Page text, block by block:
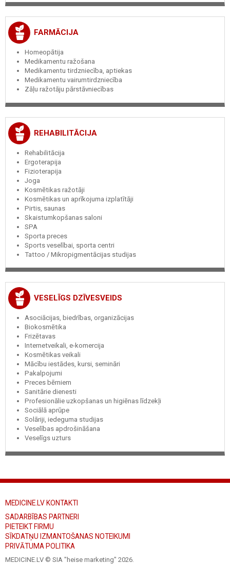
FARMĀCIJA
Homeopātija
Medikamentu ražošana
Medikamentu tirdzniecība, aptiekas
Medikamentu vairumtirdzniecība
Zāļu ražotāju pārstāvniecības
REHABILITĀCIJA
Rehabilitācija
Ergoterapija
Fizioterapija
Joga
Kosmētikas ražotāji
Kosmētikas un aprīkojuma izplatītāji
Pirtis, saunas
Skaistumkopšanas saloni
SPA
Sporta preces
Sports veselībai, sporta centri
Tattoo / Mikropigmentācijas studijas
VESELĪGS DZĪVESVEIDS
Asociācijas, biedrības, organizācijas
Biokosmētika
Frizētavas
Internetveikali, e-komercija
Kosmētikas veikali
Mācību iestādes, kursi, semināri
Pakalpojumi
Preces bērniem
Sanitārie dienesti
Profesionālie uzkopšanas un higiēnas līdzekļi
Sociālā aprūpe
Solāriji, iedeguma studijas
Veselības apdrošināšana
Veselīgs uzturs
MEDICINE.LV KONTAKTI
SADARBĪBAS PARTNERI
PIETEIKT FIRMU
SĪKDATŅU IZMANTOŠANAS NOTEIKUMI
PRIVĀTUMA POLITIKA
MEDICINE.LV © SIA "heise marketing" 2026.